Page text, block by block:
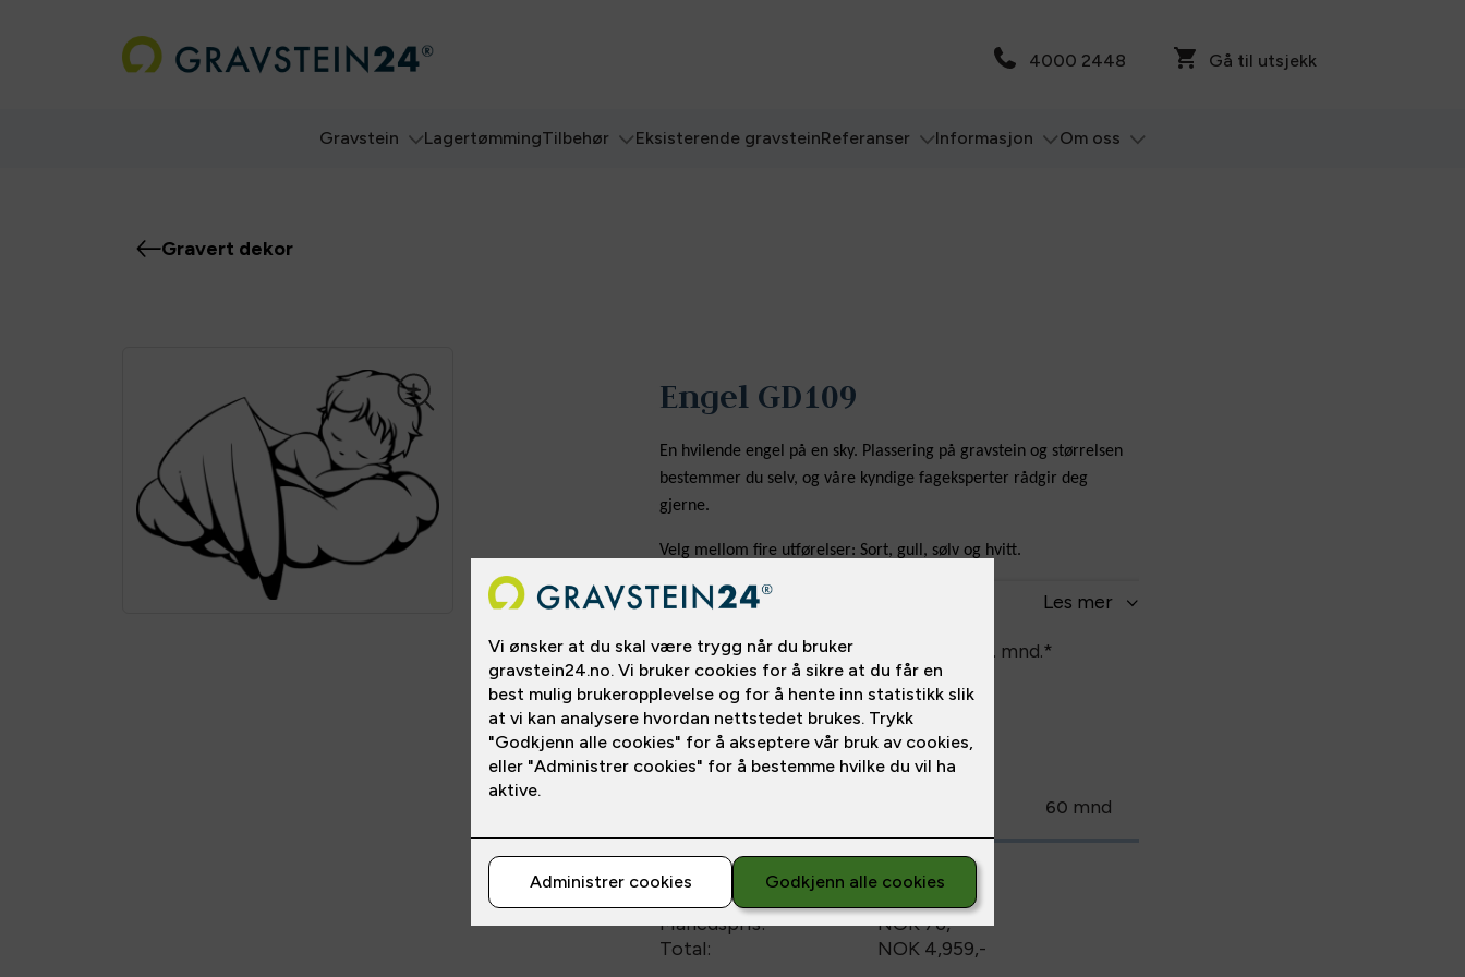
4000 2448 Gå til utsjekk
Gravstein LagertømmingTilbehør Eksisterende gravsteinReferanser Informasjon Om oss
Gravert dekor
Engel GD109
En hvilende engel på en sky. Plassering på gravstein og størrelsen
bestemmer du selv, og våre kyndige fageksperter rådgir deg
gjerne.
Velg mellom fire utførelser: Sort, gull, sølv og hvitt.
Les mer
Pris fraNOK 1,000 pr. mnd.*
*Prisen gjelder betaling over12mnd.
Delbetaling
60 mnd
Etableringsgebyr:
Månedspris:
NOK 76,-
Total:
NOK 4,959,-